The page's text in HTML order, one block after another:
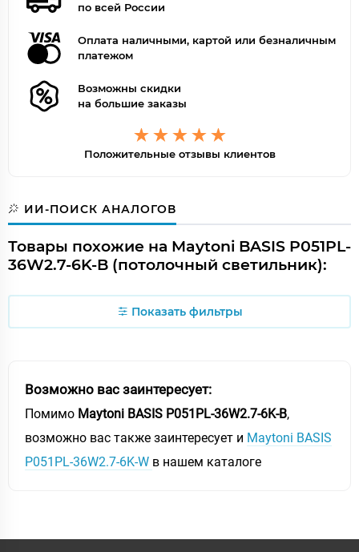
по всей России
Оплата наличными, картой или безналичным
платежом
Возможны скидки
на большие заказы
Положительные отзывы клиентов
ИИ-ПОИСК АНАЛОГОВ
Товары похожие на Maytoni BASIS P051PL-
36W2.7-6K-B (потолочный светильник):
Показать фильтры
Возможно вас заинтересует:
Помимо Maytoni BASIS P051PL-36W2.7-6K-B,
возможно вас также заинтересует и Maytoni BASIS
P051PL-36W2.7-6K-W в нашем каталоге